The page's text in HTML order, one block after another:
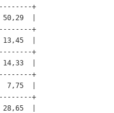
+
|
+
|
+
|
+
7,75  |
+
|